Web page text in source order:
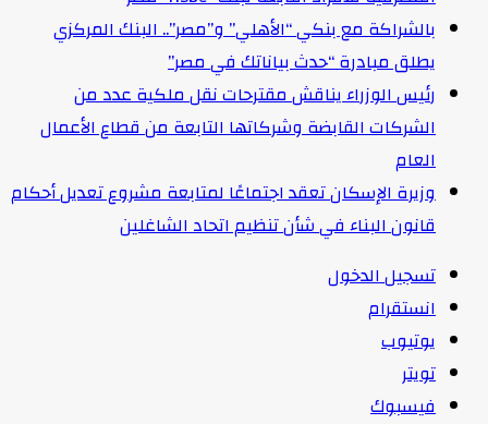
بالشراكة مع بنكي “الأهلي” و”مصر”.. البنك المركزي
يطلق مبادرة “حدث بياناتك في مصر”
رئيس الوزراء يناقش مقترحات نقل ملكية عدد من
الشركات القابضة وشركاتها التابعة من قطاع الأعمال
العام
وزيرة الإسكان تعقد اجتماعًا لمتابعة مشروع تعديل أحكام
قانون البناء في شأن تنظيم اتحاد الشاغلين
تسجيل الدخول
انستقرام
يوتيوب
تويتر
فيسبوك